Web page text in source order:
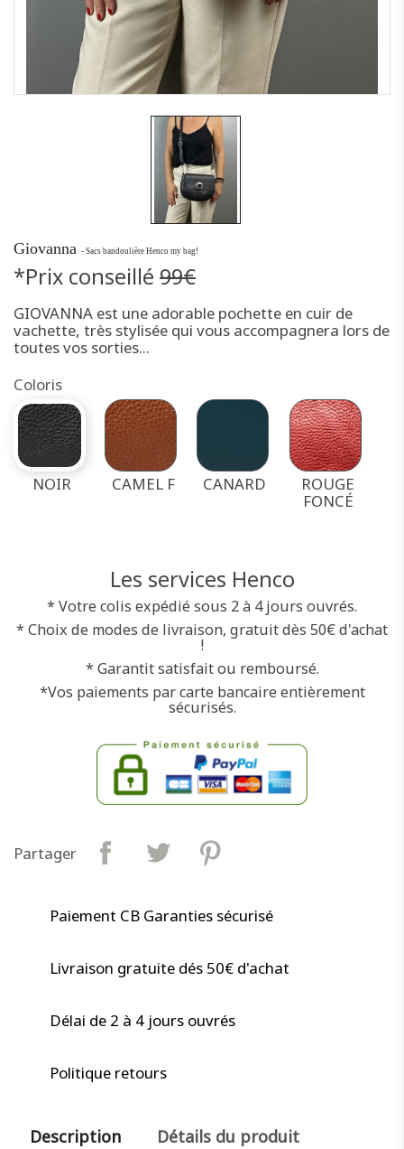
Giovanna - Sacs bandoulière Henco my bag!
*Prix conseillé 99€
GIOVANNA est une adorable pochette en cuir de
vachette, très stylisée qui vous accompagnera lors de
toutes vos sorties...
Coloris
NOIR CAMEL F CANARD
ROUGE
FONCÉ
Les services Henco
* Votre colis expédié sous 2 à 4 jours ouvrés.
* Choix de modes de livraison, gratuit dès 50€ d'achat
!
* Garantit satisfait ou remboursé.
*Vos paiements par carte bancaire entièrement
sécurisés.
Partager
Paiement CB Garanties sécurisé
Livraison gratuite dés 50€ d'achat
Délai de 2 à 4 jours ouvrés
Politique retours
Description Détails du produit